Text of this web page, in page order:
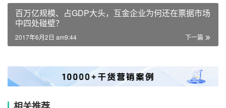
百万亿规模、占GDP大头，互金企业为何还在票据市场
中四处碰壁？
下一篇
2017年6月2日 am9:44